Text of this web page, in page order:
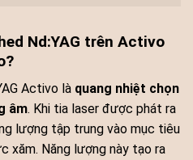
Nd:YAG trên Activo
Activo là quang nhiệt chọn
âm. Khi tia laser được phát ra
lượng tập trung vào mục tiêu
xăm. Năng lượng này tạo ra